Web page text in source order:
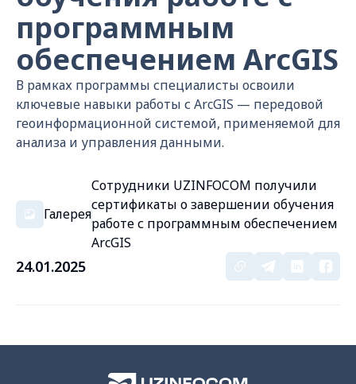
программным
обеспечением ArcGIS
В рамках программы специалисты освоили
ключевые навыки работы с ArcGIS — передовой
геоинформационной системой, применяемой для
анализа и управления данными.
Галерея
Сотрудники UZINFOCOM получили
сертификаты о завершении обучения
работе с программным обеспечением
ArcGIS
24.01.2025